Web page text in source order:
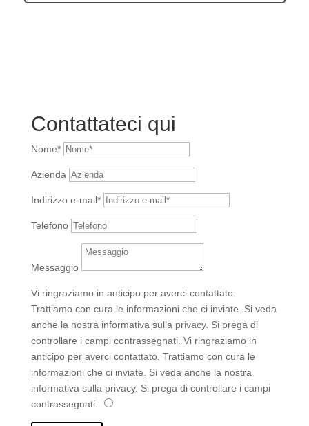
Contattateci qui
Nome*
Azienda
Indirizzo e-mail*
Telefono
Messaggio
Vi ringraziamo in anticipo per averci contattato.
Trattiamo con cura le informazioni che ci inviate. Si veda
anche la nostra informativa sulla privacy. Si prega di
controllare i campi contrassegnati. Vi ringraziamo in
anticipo per averci contattato. Trattiamo con cura le
informazioni che ci inviate. Si veda anche la nostra
informativa sulla privacy. Si prega di controllare i campi
contrassegnati.